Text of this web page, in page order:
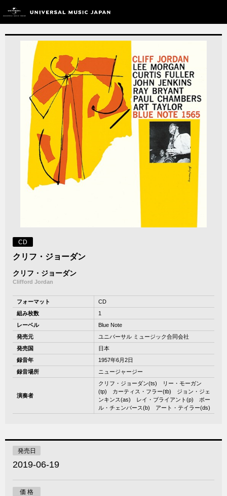
CD
クリフ・ジョーダン
クリフ・ジョーダン
Clifford Jordan
フォーマット
CD
組み枚数
1
レーベル
Blue Note
発売元
ユニバーサル ミュージック合同会社
発売国
日本
録音年
1957年6月2日
録音場所
ニュージャージー
演奏者
クリフ・ジョーダン(ts) リー・モーガン
(tp) カーティス・フラー(tb) ジョン・ジェ
ンキンス(as) レイ・ブライアント(p) ポー
ル・チェンバース(b) アート・テイラー(ds)
発売日
2019-06-19
価 格